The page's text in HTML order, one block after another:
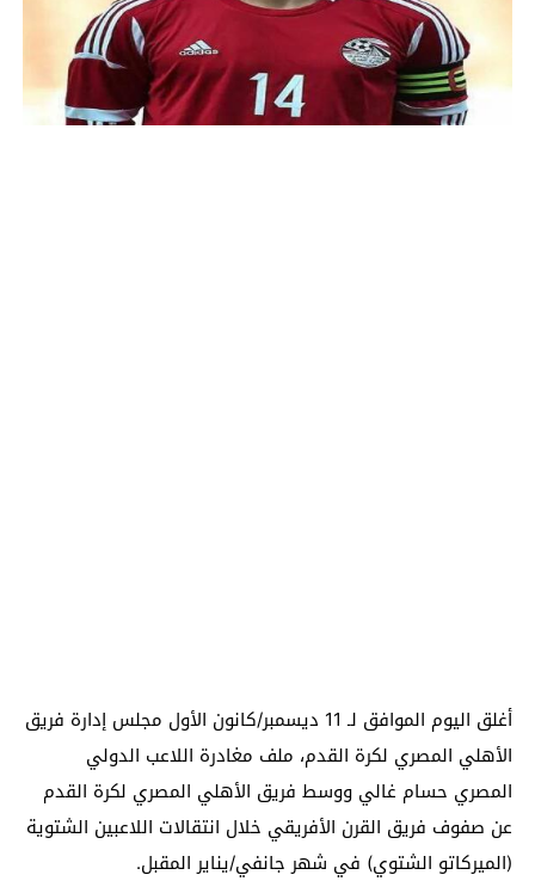
أغلق اليوم الموافق لـ 11 ديسمبر/كانون الأول مجلس إدارة فريق
الأهلي المصري لكرة القدم، ملف مغادرة اللاعب الدولي
المصري حسام غالي ووسط فريق الأهلي المصري لكرة القدم
عن صفوف فريق القرن الأفريقي خلال انتقالات اللاعبين الشتوية
(الميركاتو الشتوي) في شهر جانفي/يناير المقبل.